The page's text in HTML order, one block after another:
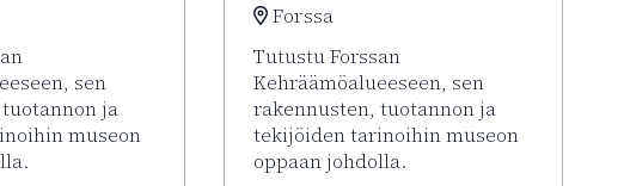
sen
ja
museon
Forssa
Tutustu Forssan
Kehräämöalueeseen, sen
rakennusten, tuotannon ja
tekijöiden tarinoihin museon
oppaan johdolla.